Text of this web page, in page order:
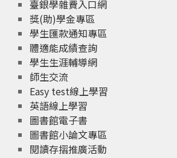
臺銀學雜費入口網
獎(助)學金專區
學生匯款通知專區
體適能成績查詢
學生生涯輔導網
師生交流
Easy test線上學習
英語線上學習
圖書館電子書
圖書館小論文專區
閱讀存摺推廣活動